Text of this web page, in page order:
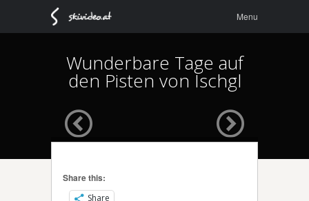
content
Menu
Wunderbare Tage auf
den Pisten von Ischgl
Share this:
Share